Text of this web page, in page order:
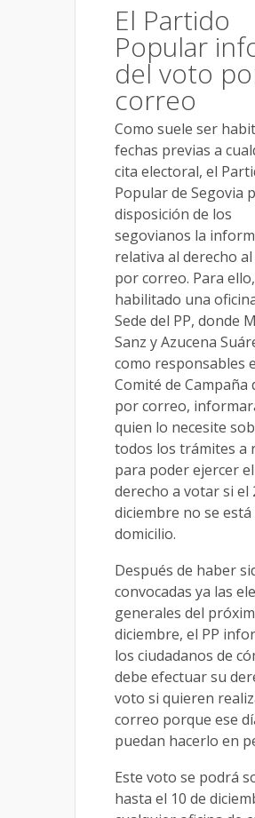
El Partido
Popular
del voto
correo
Como suele ser
fechas previas a
cita electoral, el
Popular de Segovia
disposición de los
segovianos la
relativa al derecho
por correo. Para
habilitado una
Sede del PP, donde
Sanz y Azucena
como responsables
Comité de Campaña
por correo,
quien lo necesite
todos los trámites a
para poder ejercer el
derecho a votar si el
diciembre no se está
domicilio.
Después de haber
convocadas ya las
generales del
diciembre, el PP
los ciudadanos de
debe efectuar su
voto si quieren
correo porque ese
puedan hacerlo en
Este voto se podrá
hasta el 10 de